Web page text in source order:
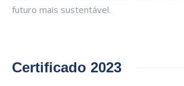
futuro mais sustentável.
Certificado 2023